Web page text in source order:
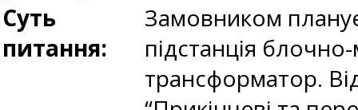
Суть
питання:
Замовником
підстанція
трансформатор.